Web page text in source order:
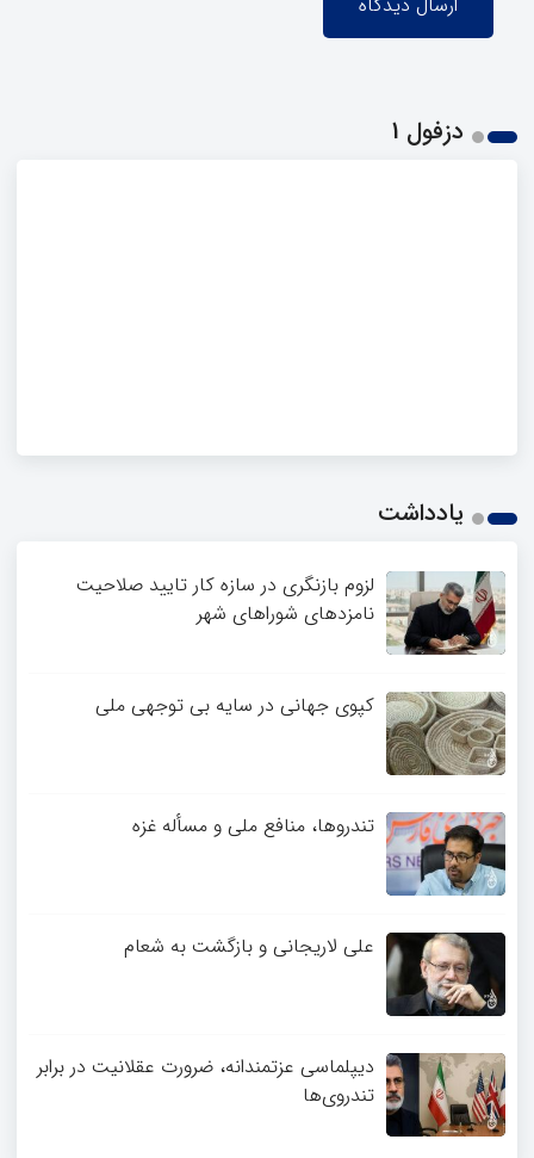
دزفول 1
یادداشت
لزوم بازنگری در سازه کار تایید صلاحیت
نامزدهای شوراهای شهر
کپوی جهانی در سایه بی توجهی ملی
تندروها، منافع ملی و مسأله غزه
علی لاریجانی و بازگشت به شعام
دیپلماسی عزتمندانه، ضرورت عقلانیت در برابر
تندروی‌ها